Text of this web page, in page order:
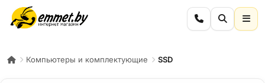
Компьютеры и комплектующие SSD